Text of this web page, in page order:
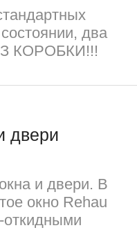
два
КОРОБКИ!!!
двери
и двери. В
окно Rehau
откидными